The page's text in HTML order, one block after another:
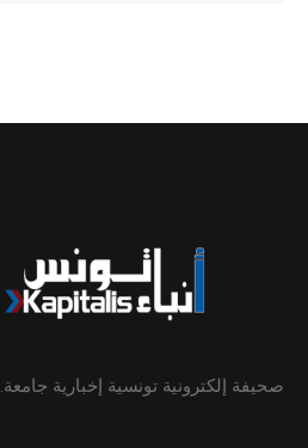
صحيفة إلكترونية تونسية إخبارية جامعة.